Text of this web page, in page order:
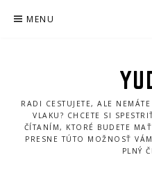
MENU
RADI CESTUJETE, ALE
VLAKU? CHCETE SI
ČÍTANÍM, KTORÉ BUDETE
PRESNE TÚTO MOŽNOSŤ
PLNÝ